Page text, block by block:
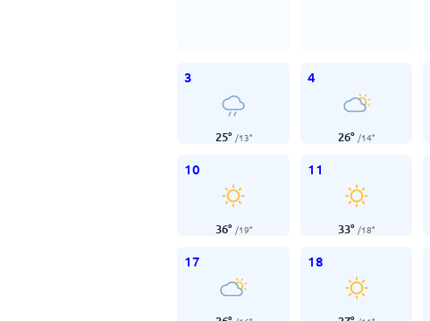
3
25° /13°
4
26° /14°
10
36° /19°
11
33° /18°
17 18